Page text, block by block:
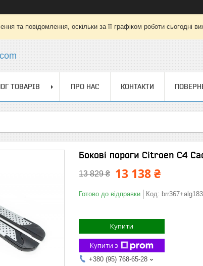
та повідомлення, оскільки за її графіком роботи сьогодні
ТОВАРІВ ПРО НАС КОНТАКТИ
Бокові пороги Citroen C4
13 829 ₴ 13 138 ₴
Готово до відправки Код: brr367+alg183
Купити
Купити з
+380 (95) 768-65-28